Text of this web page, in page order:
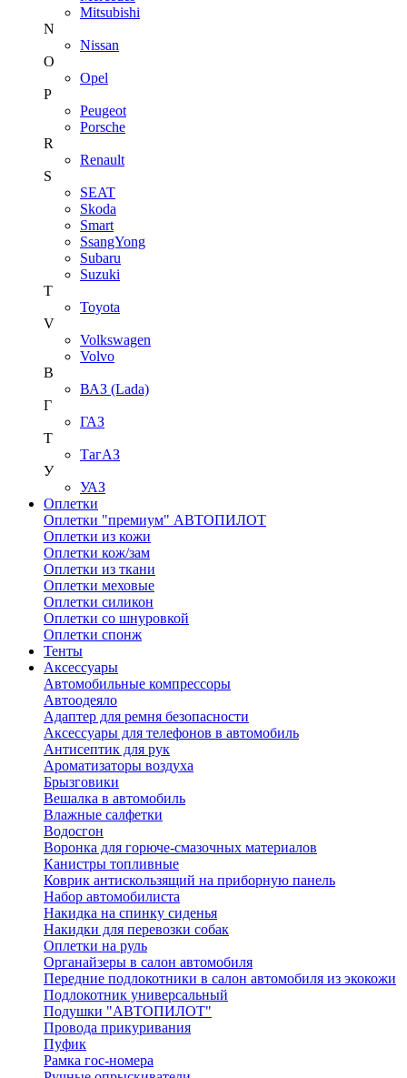
Mitsubishi
N
Nissan
O
Opel
P
Peugeot
Porsche
R
Renault
S
SEAT
Skoda
Smart
SsangYong
Subaru
Suzuki
T
Toyota
V
Volkswagen
Volvo
В
ВАЗ (Lada)
Г
ГАЗ
Т
ТагАЗ
У
УАЗ
Оплетки
Оплетки "премиум" АВТОПИЛОТ
Оплетки из кожи
Оплетки кож/зам
Оплетки из ткани
Оплетки меховые
Оплетки силикон
Оплетки со шнуровкой
Оплетки спонж
Тенты
Аксессуары
Автомобильные компрессоры
Автоодеяло
Адаптер для ремня безопасности
Аксессуары для телефонов в автомобиль
Антисептик для рук
Ароматизаторы воздуха
Брызговики
Вешалка в автомобиль
Влажные салфетки
Водосгон
Воронка для горюче-смазочных материалов
Канистры топливные
Коврик антискользящий на приборную панель
Набор автомобилиста
Накидка на спинку сиденья
Накидки для перевозки собак
Оплетки на руль
Органайзеры в салон автомобиля
Передние подлокотники в салон автомобиля из экокожи
Подлокотник универсальный
Подушки "АВТОПИЛОТ"
Провода прикуривания
Пуфик
Рамка гос-номера